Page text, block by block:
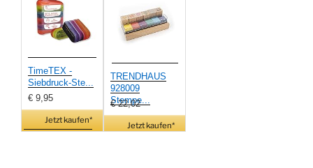
TimeTEX -
Siebdruck-Ste...
€ 9,95
Jetzt kaufen*
TRENDHAUS
928009
Stempe...
€ 22,02
Jetzt kaufen*